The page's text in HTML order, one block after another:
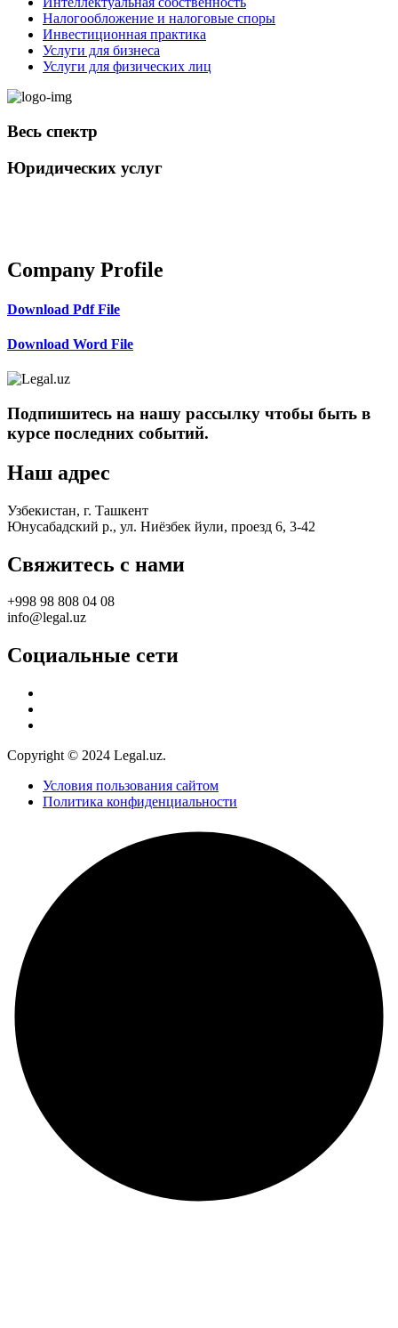
Налогообложение и налоговые споры
Инвестиционная практика
Услуги для бизнеса
Услуги для физических лиц
Весь спектр
Юридических услуг
Company Profile
Download Pdf File
Download Word File
Подпишитесь на нашу рассылку чтобы быть в
курсе последних событий.
Наш адрес
Узбекистан, г. Ташкент
Юнусабадский р., ул. Ниёзбек йули, проезд 6, 3-42
Свяжитесь с нами
+998 98 808 04 08
info@legal.uz
Социальные сети
Copyright © 2024 Legal.uz.
Условия пользования сайтом
Политика конфиденциальности